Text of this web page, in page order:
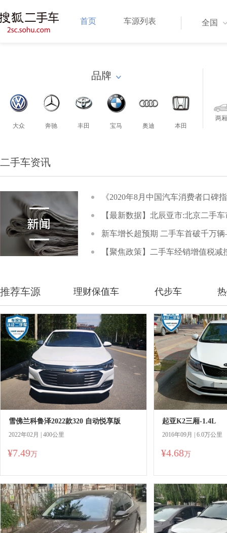
首页 车源列表 全国
品牌
大众 奔驰 丰田 宝马 奥迪 本田
两
二手车资讯
《2020年8月中国汽车消费者口碑
【最新数据】北辰亚市:北京二手
新车增长超预期 二手车首破千万
【聚焦政策】二手车经销增值税减
推荐车源 理财保值车 代步车
雪佛兰科鲁泽2022款320 自动悦享版
2022年02月 | 400公里
¥7.49万
起亚K2三厢-1.4L
2016年09月 | 6.0万公里
¥4.68万